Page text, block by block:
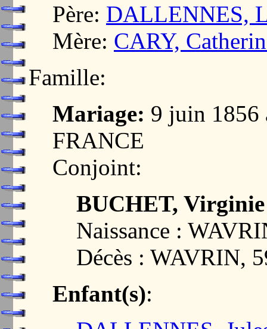
Père: DALLENNES,
Mère: CARY,
Famille:
Mariage: 9 juin 1856
FRANCE
Conjoint:
BUCHET, Virginie
Naissance :
Décès : WAVRIN,
Enfant(s):